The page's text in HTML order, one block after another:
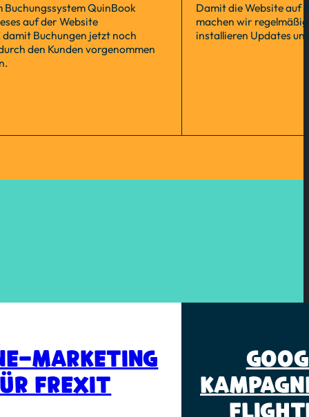
Buchungssystem QuinBook
auf der Website
Buchungen jetzt noch
den Kunden vorgenommen
Damit die Website auf
machen wir
installieren Updates
MARKETING
FREXIT